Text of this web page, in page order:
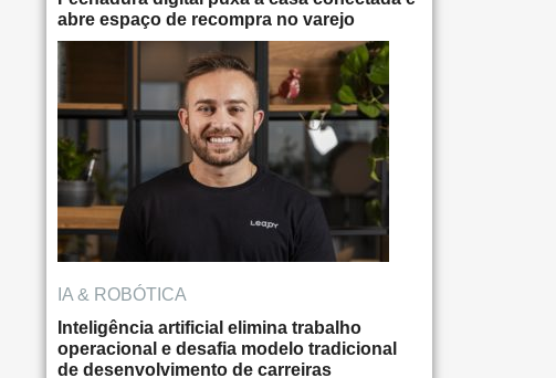
abre espaço de recompra no varejo
IA & ROBÓTICA
Inteligência artificial elimina trabalho
operacional e desafia modelo tradicional
de desenvolvimento de carreiras